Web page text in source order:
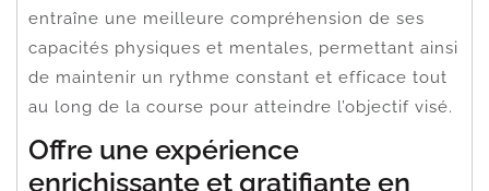
entraîne une meilleure compréhension de ses
capacités physiques et mentales, permettant ainsi
de maintenir un rythme constant et efficace tout
au long de la course pour atteindre l’objectif visé.
Offre une expérience
enrichissante et gratifiante en